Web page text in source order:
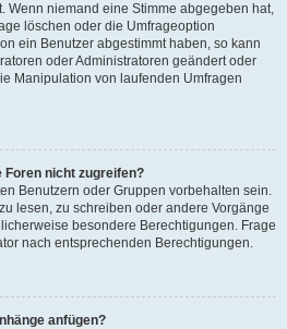
Wenn niemand eine Stimme abgegeben hat,
löschen oder die Umfrageoption
ein Benutzer abgestimmt haben, so kann
oder Administratoren geändert oder
Manipulation von laufenden Umfragen
nicht zugreifen?
Benutzern oder Gruppen vorbehalten sein.
lesen, zu schreiben oder andere Vorgänge
besondere Berechtigungen. Frage
nach entsprechenden Berechtigungen.
anfügen?